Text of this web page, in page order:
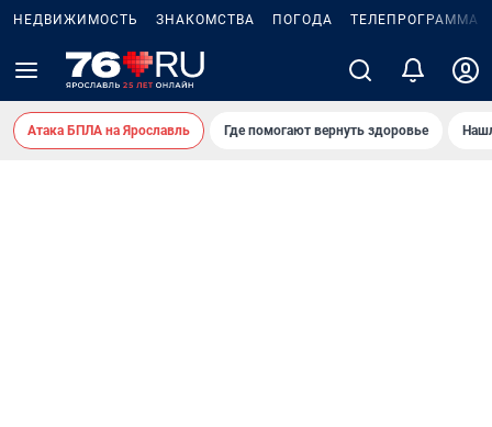
НЕДВИЖИМОСТЬ ЗНАКОМСТВА ПОГОДА ТЕЛЕПРОГРАММА
Атака БПЛА на Ярославль Где помогают вернуть здоровье